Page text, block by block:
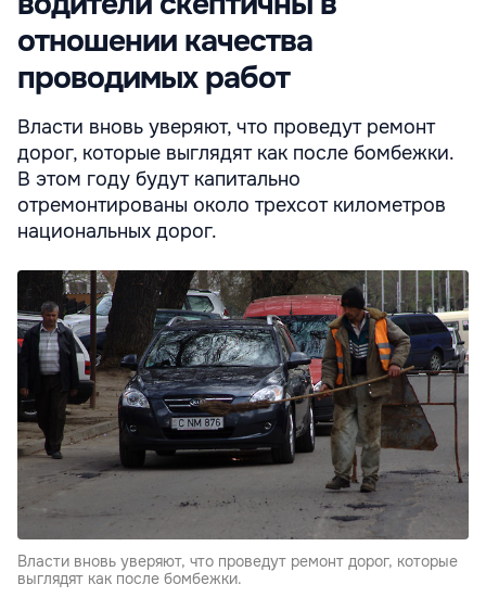
отношении качества
проводимых работ
Власти вновь уверяют, что проведут ремонт
дорог, которые выглядят как после бомбежки.
В этом году будут капитально
отремонтированы около трехсот километров
национальных дорог.
Власти вновь уверяют, что проведут ремонт дорог, которые
выглядят как после бомбежки.